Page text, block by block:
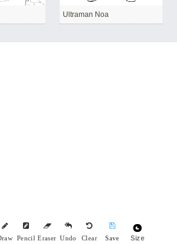
Ultraman Noa
Pencil Eraser Undo Clear Save Size